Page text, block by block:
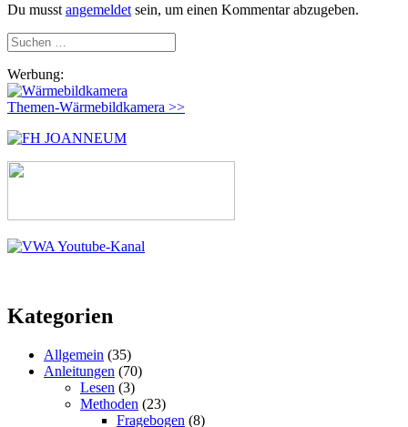
Du musst angemeldet sein, um einen Kommentar abzugeben.
Suchen
nach:
Werbung:
Themen-Wärmebildkamera >>
Kategorien
Allgemein (35)
Anleitungen (70)
Lesen (3)
Methoden (23)
Fragebogen (8)